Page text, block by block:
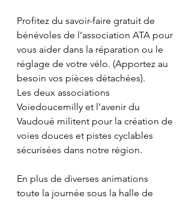
Profitez du savoir-faire gratuit de
bénévoles de l’association ATA pour
vous aider dans la réparation ou le
réglage de votre vélo. (Apportez au
besoin vos pièces détachées).
Les deux associations
Voiedoucemilly et l’avenir du
Vaudoué militent pour la création de
voies douces et pistes cyclables
sécurisées dans notre région.
En plus de diverses animations
toute la journée sous la halle de